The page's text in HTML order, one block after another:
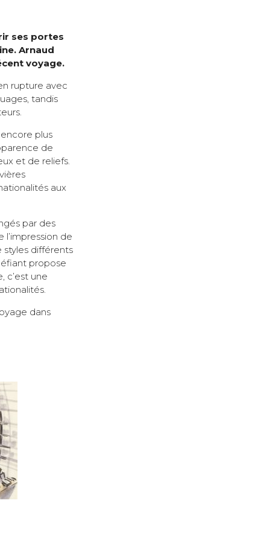
ses portes
Arnaud
voyage.
rupture avec
tandis
plus
de
et de reliefs.
aux
par des
l’impression de
différents
propose
c’est une
dans